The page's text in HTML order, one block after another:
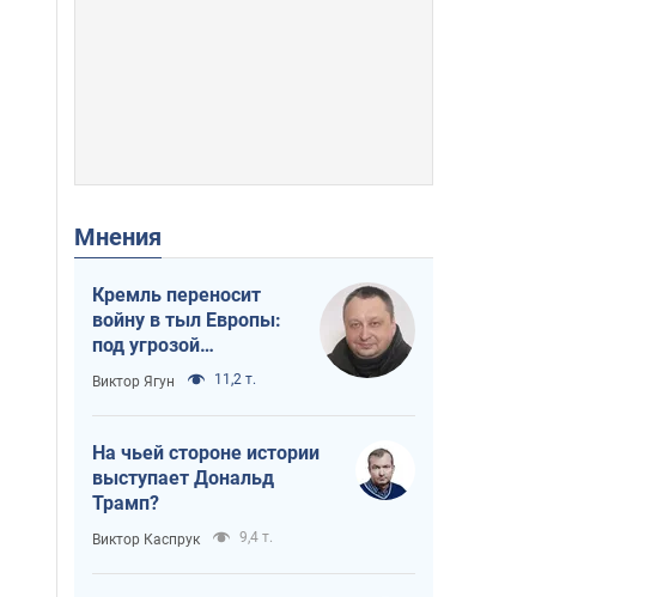
Мнения
Кремль переносит
войну в тыл Европы:
под угрозой
критическая
логистика
Виктор Ягун 11,2 т.
На чьей стороне истории
выступает Дональд
Трамп?
Виктор Каспрук 9,4 т.